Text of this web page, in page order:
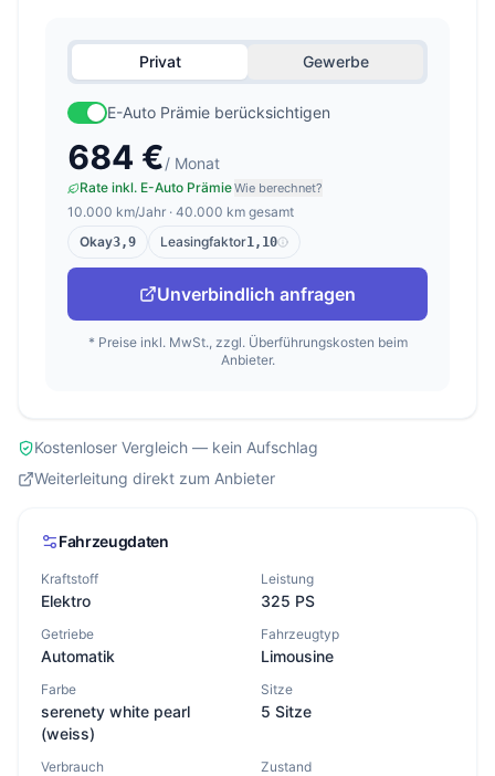
Privat Gewerbe
E-Auto Prämie berücksichtigen
684 €/ Monat
Rate inkl. E-Auto PrämieWie berechnet?
10.000 km/Jahr · 40.000 km gesamt
Okay3,9 Leasingfaktor1,10
Unverbindlich anfragen
* Preise inkl. MwSt., zzgl. Überführungskosten beim
Anbieter.
Kostenloser Vergleich — kein Aufschlag
Weiterleitung direkt zum Anbieter
Fahrzeugdaten
Kraftstoff
Elektro
Leistung
325 PS
Getriebe
Automatik
Fahrzeugtyp
Limousine
Farbe
serenety white pearl
(weiss)
Sitze
5 Sitze
Verbrauch Zustand